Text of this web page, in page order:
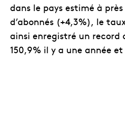
dans le pays estimé à
d’abonnés (+4,3%), le
ainsi enregistré un record
150,9% il y a une année et